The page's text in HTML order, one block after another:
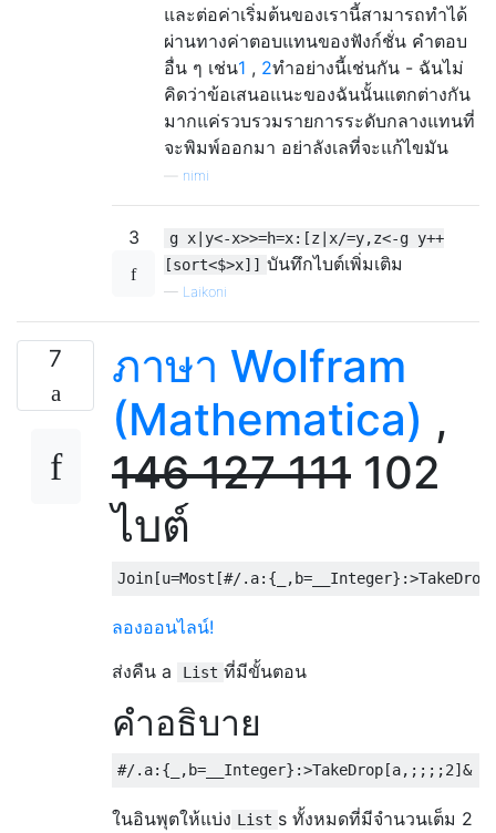
และต่อค่าเริ่มต้นของเรานี้สามารถทำได้
ผ่านทางค่าตอบแทนของฟังก์ชั่น คำตอบ
อื่น ๆ เช่น1 , 2ทำอย่างนี้เช่นกัน - ฉันไม่
คิดว่าข้อเสนอแนะของฉันนั้นแตกต่างกัน
มากแค่รวบรวมรายการระดับกลางแทนที่
จะพิมพ์ออกมา อย่าลังเลที่จะแก้ไขมัน
nimi
3
g x|y<-x>>=h=x:[z|x/=y,z<-g y++
[sort<$>x]] บันทึกไบต์เพิ่มเติม
— Laikoni
7
ภาษา Wolfram
(Mathematica) ,
146127111 102
ไบต์
ลองออนไลน์!
ส่งคืน a
List ที่มีขั้นตอน
คำอธิบาย
ในอินพุตให้แบ่ง List s ทั้งหมดที่มีจำนวนเต็ม 2